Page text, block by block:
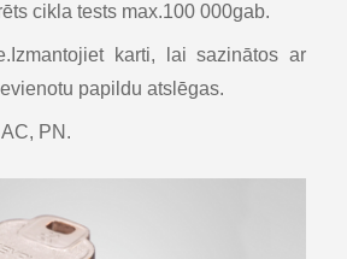
cikla tests max.100 000gab.
karti, lai sazinātos ar
papildu atslēgas.
PN.